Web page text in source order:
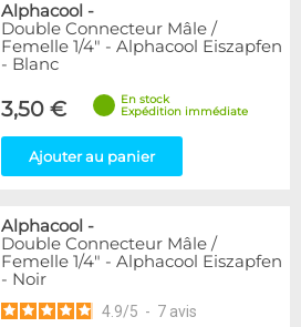
Alphacool -
Double Connecteur Mâle /
Femelle 1/4" - Alphacool Eiszapfen
- Blanc
3,50 €
En stock
Expédition immédiate
Ajouter au panier
Alphacool -
Double Connecteur Mâle /
Femelle 1/4" - Alphacool Eiszapfen
- Noir
4.9/5 - 7 avis